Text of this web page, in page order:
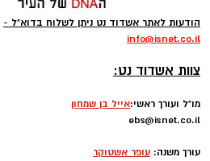
הודעות לאתר אשדוד נט ניתן לשלוח בדוא"ל -
info@isnet.co.il
צוות אשדוד נט:
מו"ל ועורך ראשי:אייל בן שמחון
ebs@isnet.co.il
עורך משנה: עופר אשטוקר